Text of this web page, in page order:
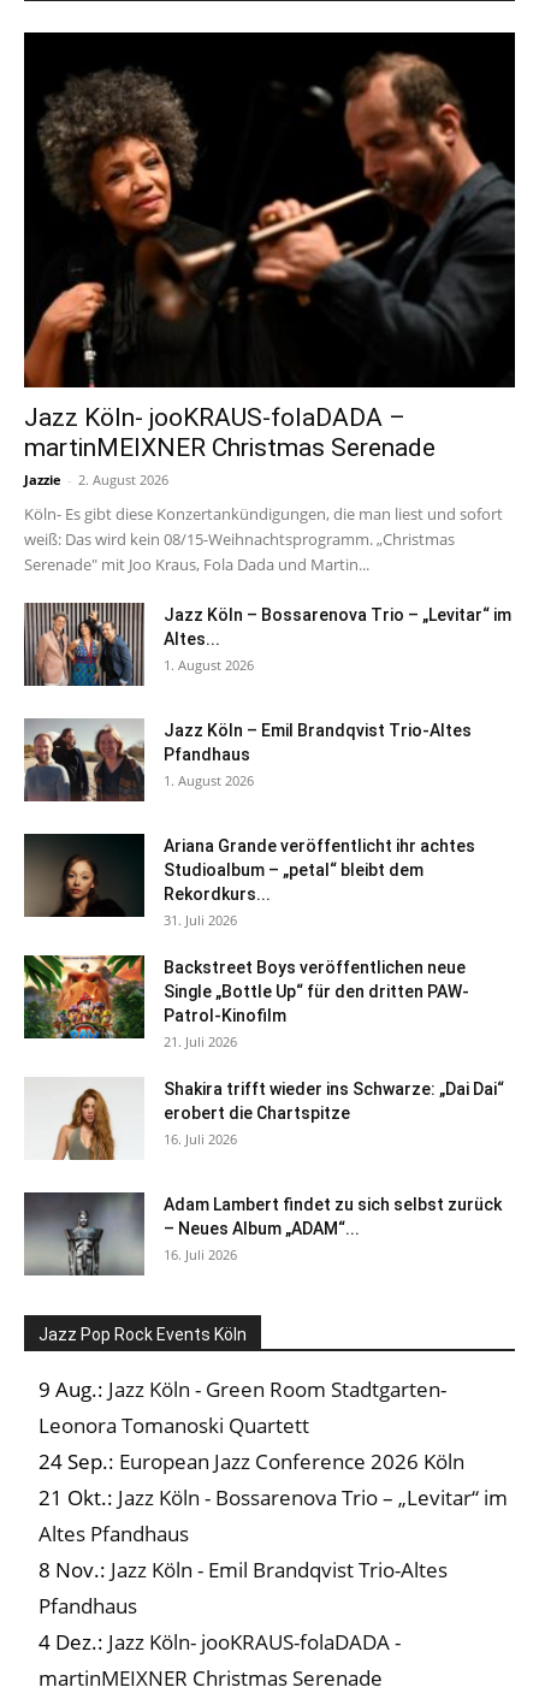
Jazz Köln- jooKRAUS-folaDADA –
martinMEIXNER Christmas Serenade
Jazzie - 2. August 2026
Köln- Es gibt diese Konzertankündigungen, die man liest und sofort
weiß: Das wird kein 08/15-Weihnachtsprogramm. „Christmas
Serenade" mit Joo Kraus, Fola Dada und Martin...
Jazz Köln – Bossarenova Trio – „Levitar“ im
Altes...
1. August 2026
Jazz Köln – Emil Brandqvist Trio-Altes
Pfandhaus
1. August 2026
Ariana Grande veröffentlicht ihr achtes
Studioalbum – „petal“ bleibt dem
Rekordkurs...
31. Juli 2026
Backstreet Boys veröffentlichen neue
Single „Bottle Up“ für den dritten PAW-
Patrol-Kinofilm
21. Juli 2026
Shakira trifft wieder ins Schwarze: „Dai Dai“
erobert die Chartspitze
16. Juli 2026
Adam Lambert findet zu sich selbst zurück
– Neues Album „ADAM“...
16. Juli 2026
Jazz Pop Rock Events Köln
9 Aug.: Jazz Köln - Green Room Stadtgarten-
Leonora Tomanoski Quartett
24 Sep.: European Jazz Conference 2026 Köln
21 Okt.: Jazz Köln - Bossarenova Trio – „Levitar“ im
Altes Pfandhaus
8 Nov.: Jazz Köln - Emil Brandqvist Trio-Altes
Pfandhaus
4 Dez.: Jazz Köln- jooKRAUS-folaDADA -
martinMEIXNER Christmas Serenade